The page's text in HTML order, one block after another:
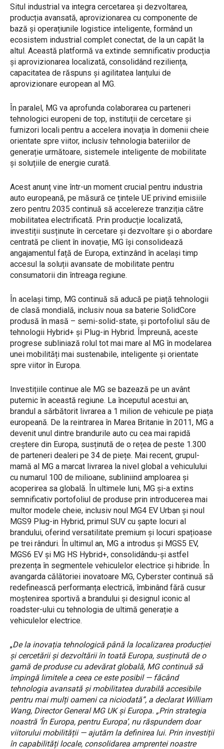
Situl industrial va integra cercetarea și dezvoltarea,
producția avansată, aprovizionarea cu componente de
bază și operațiunile logistice inteligente, formând un
ecosistem industrial complet conectat, de la un capăt la
altul. Această platformă va extinde semnificativ producția
și aprovizionarea localizată, consolidând reziliența,
capacitatea de răspuns și agilitatea lanțului de
aprovizionare european al MG.
În paralel, MG va aprofunda colaborarea cu parteneri
tehnologici europeni de top, instituții de cercetare și
furnizori locali pentru a accelera inovația în domenii cheie
orientate spre viitor, inclusiv tehnologia bateriilor de
generație următoare, sistemele inteligente de mobilitate
și soluțiile de energie curată.
Acest anunț vine într-un moment crucial pentru industria
auto europeană, pe măsură ce țintele UE privind emisiile
zero pentru 2035 continuă să accelereze tranziția către
mobilitatea electrificată. Prin producție localizată,
investiții susținute în cercetare și dezvoltare și o abordare
centrată pe client în inovație, MG își consolidează
angajamentul față de Europa, extinzând în același timp
accesul la soluții avansate de mobilitate pentru
consumatorii din întreaga regiune.
În același timp, MG continuă să aducă pe piață tehnologii
de clasă mondială, inclusiv noua sa baterie SolidCore
produsă în masă – semi-solid-state, și portofoliul său de
tehnologii Hybrid+ și Plug-in Hybrid. Împreună, aceste
progrese subliniază rolul tot mai mare al MG în modelarea
unei mobilități mai sustenabile, inteligente și orientate
spre viitor în Europa.
Investițiile continue ale MG se bazează pe un avânt
puternic în această regiune. La începutul acestui an,
brandul a sărbătorit livrarea a 1 milion de vehicule pe piața
europeană. De la reintrarea în Marea Britanie în 2011, MG a
devenit unul dintre brandurile auto cu cea mai rapidă
creștere din Europa, susținută de o rețea de peste 1.300
de parteneri dealeri pe 34 de piețe. Mai recent, grupul-
mamă al MG a marcat livrarea la nivel global a vehiculului
cu numarul 100 de milioane, subliniind amploarea și
acoperirea sa globală. În ultimele luni, MG și-a extins
semnificativ portofoliul de produse prin introducerea mai
multor modele cheie, inclusiv noul MG4 EV Urban și noul
MGS9 Plug-in Hybrid, primul SUV cu șapte locuri al
brandului, oferind versatilitate premium și locuri spațioase
pe trei rânduri. În ultimul an, MG a introdus și MGS5 EV,
MGS6 EV și MG HS Hybrid+, consolidându-și astfel
prezența în segmentele vehiculelor electrice și hibride. În
avangarda călătoriei inovatoare MG, Cyberster continuă să
redefinească performanța electrică, îmbinând fără cusur
moștenirea sportivă a brandului și designul iconic al
roadster-ului cu tehnologia de ultimă generație a
vehiculelor electrice.
„De la inovația tehnologică până la localizarea producției
și cercetării și dezvoltării în toată Europa, susținută de o
gamă de produse cu adevărat globală, MG continuă să
împingă limitele a ceea ce este posibil — făcând
tehnologia avansată și mobilitatea durabilă accesibile
pentru mai mulți oameni ca niciodată”, a declarat William
Wang, Director General MG UK și Europa. „Prin strategia
noastră ‘În Europa, pentru Europa’, nu răspundem doar
viitorului mobilității — ajutăm la definirea lui. Prin investiții
în capabilități locale, consolidarea amprentei noastre